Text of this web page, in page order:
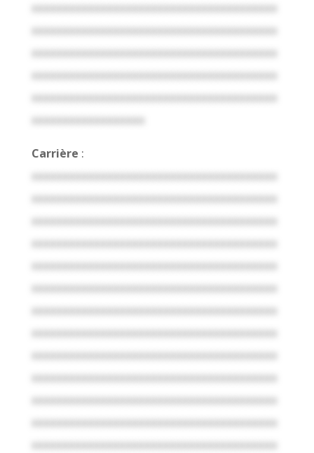
xxxxxxxxxxxxxxxxxxxxxxxxxxxxxxxxxxxxxxx
xxxxxxxxxxxxxxxxxxxxxxxxxxxxxxxxxxxxxxx
xxxxxxxxxxxxxxxxxxxxxxxxxxxxxxxxxxxxxxx
xxxxxxxxxxxxxxxxxxxxxxxxxxxxxxxxxxxxxxx
xxxxxxxxxxxxxxxxxxxxxxxxxxxxxxxxxxxxxxx
xxxxxxxxxxxxxxxxxx
Carrière :
xxxxxxxxxxxxxxxxxxxxxxxxxxxxxxxxxxxxxxx
xxxxxxxxxxxxxxxxxxxxxxxxxxxxxxxxxxxxxxx
xxxxxxxxxxxxxxxxxxxxxxxxxxxxxxxxxxxxxxx
xxxxxxxxxxxxxxxxxxxxxxxxxxxxxxxxxxxxxxx
xxxxxxxxxxxxxxxxxxxxxxxxxxxxxxxxxxxxxxx
xxxxxxxxxxxxxxxxxxxxxxxxxxxxxxxxxxxxxxx
xxxxxxxxxxxxxxxxxxxxxxxxxxxxxxxxxxxxxxx
xxxxxxxxxxxxxxxxxxxxxxxxxxxxxxxxxxxxxxx
xxxxxxxxxxxxxxxxxxxxxxxxxxxxxxxxxxxxxxx
xxxxxxxxxxxxxxxxxxxxxxxxxxxxxxxxxxxxxxx
xxxxxxxxxxxxxxxxxxxxxxxxxxxxxxxxxxxxxxx
xxxxxxxxxxxxxxxxxxxxxxxxxxxxxxxxxxxxxxx
xxxxxxxxxxxxxxxxxxxxxxxxxxxxxxxxxxxxxxx